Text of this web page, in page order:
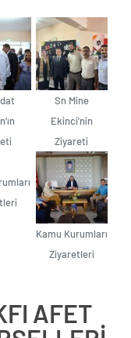
Sn Mine
Ekinci’nin
Ziyareti
Kamu Kurumları
Ziyaretleri
AFET